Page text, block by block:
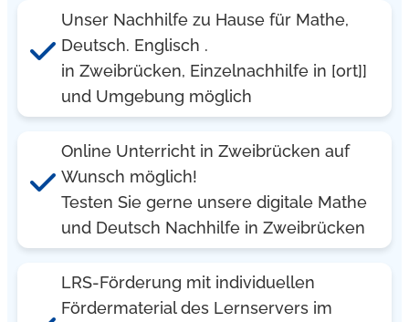
Unser Nachhilfe zu Hause für Mathe,
Deutsch. Englisch .
in Zweibrücken, Einzelnachhilfe in [ort]]
und Umgebung möglich
Online Unterricht in Zweibrücken auf
Wunsch möglich!
Testen Sie gerne unsere digitale Mathe
und Deutsch Nachhilfe in Zweibrücken
LRS-Förderung mit individuellen
Fördermaterial des Lernservers im